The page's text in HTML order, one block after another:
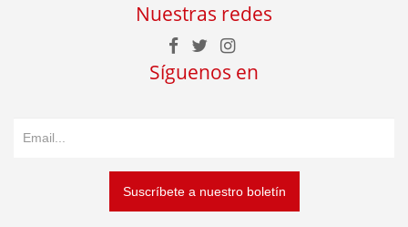
Nuestras redes
Síguenos en
Suscríbete a nuestro boletín